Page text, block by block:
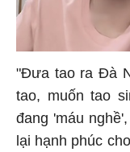
"Đưa tao ra Đà
tao, muốn tao
đang 'máu
lại hạnh phúc